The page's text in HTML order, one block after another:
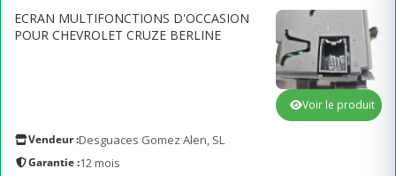
ECRAN MULTIFONCTIONS D'OCCASION
POUR CHEVROLET CRUZE BERLINE
Vendeur :Desguaces Gomez Alen, SL
Garantie :12 mois
Voir le produit